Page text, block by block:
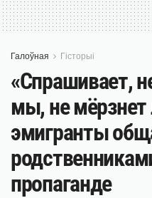
Галоўная Гісторыі
«Спрашивает,
мы, не мёрзнет
эмигранты
пропаганде